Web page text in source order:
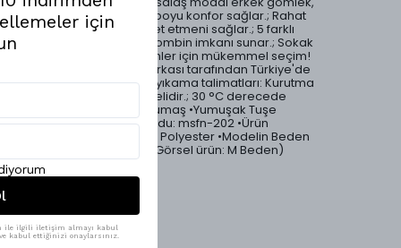
yumuşak dokusuyla gün boyu konfor sağlar.; Rahat
kesimi ile özgürce hareket etmeni sağlar.; 5 farklı
renk seçeneği ile geniş kombin imkanı sunar.; Sokak
modası ve casual kombinler için mükemmel seçim!
•Ürünlerimiz Mesfeno markası tarafından Türkiye'de
özenle üretilmiştir.; •Ürün yıkama talimatları: Kurutma
makinesi tercih edilmemelidir.; 30 °C derecede
yıkayabilirsiniz.; •Modal Kumaş •Yumuşak Tuşe
•Oversize Kesim •Ürün Kodu: msfn-202 •Ürün
Materyali: %86 Modal %14 Polyester •Modelin Beden
Ölçüleri: 1.87 Boy, 75 Kilo (Görsel ürün: M Beden)
için
ile ilgili iletişim almayı kabul
kabul ettiğinizi onaylarsınız.